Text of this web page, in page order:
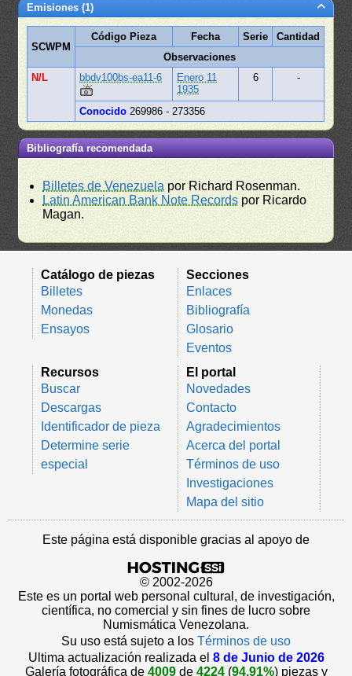
Emisiones (1)
SCWPM
Código Pieza Fecha Serie
Cantidad
Observaciones
N/L
bbdv100bs-ea11-6
Enero 11
1935
6 -
Conocido 269986 - 273356
Bibliografía recomendada
Billetes de Venezuela por Richard Rosenman.
Latin American Bank Note Records por Ricardo
Magan.
Catálogo de piezas
Billetes
Monedas
Ensayos
Secciones
Enlaces
Bibliografía
Glosario
Eventos
Recursos
Buscar
Descargas
Identificador de pieza
Determine serie
especial
El portal
Novedades
Contacto
Agradecimientos
Acerca del portal
Términos de uso
Investigaciones
Mapa del sitio
Este página está disponible gracias al apoyo de
© 2002-2026
Este es un portal web personal cultural, de investigación,
científica, no comercial y sin fines de lucro sobre
Numismática Venezolana.
Su uso está sujeto a los Términos de uso
Ultima actualización realizada el 8 de Junio de 2026
Galería fotográfica de 4009de 4224(94.91%) piezas y